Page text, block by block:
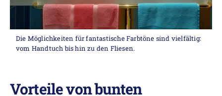
Die Möglichkeiten für fantastische Farbtöne sind vielfältig:
vom Handtuch bis hin zu den Fliesen.
Vorteile von bunten